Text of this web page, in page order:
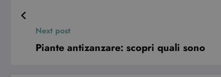
Next post
Piante antizanzare: scopri quali sono
VISITOR_INFO1_LIVE